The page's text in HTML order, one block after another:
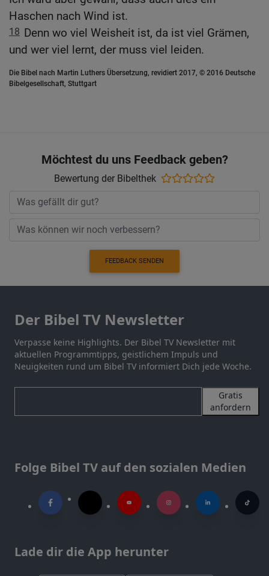
Haschen nach Wind ist.
18 Denn wo viel Weisheit ist, da ist viel Grämen,
und wer viel lernt, der muss viel leiden.
Die Bibel nach Martin Luthers Übersetzung, revidiert 2017, © 2016 Deutsche
Bibelgesellschaft, Stuttgart
Möchtest du uns Feedback geben?
Bewertung der Bibelthek
FEEDBACK SENDEN
Der Bibel TV Newsletter
Verpasse keine Highlights. Der Bibel TV Newsletter mit
aktuellen Programmtipps, geistlichem Impuls und
Neuigkeiten rund um Bibel TV informiert Dich jede Woche.
Gratis
anfordern
Folge Bibel TV auf den sozialen Medien
Lade dir die App herunter